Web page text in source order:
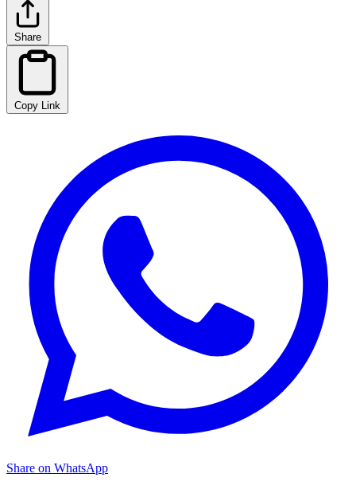
Share
Copy Link
Share on WhatsApp